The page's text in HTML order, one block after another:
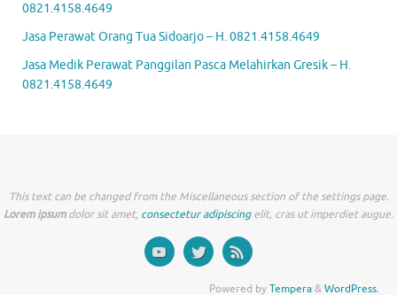
0821.4158.4649
Jasa Perawat Orang Tua Sidoarjo – H. 0821.4158.4649
Jasa Medik Perawat Panggilan Pasca Melahirkan Gresik – H.
0821.4158.4649
This text can be changed from the Miscellaneous section of the settings page.
Lorem ipsumdolor sit amet, consectetur adipiscingelit, cras ut imperdiet augue.
Powered byTempera&WordPress.